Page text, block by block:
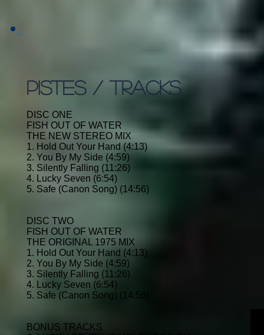
PISTES / TRACKS
DISC ONE
FISH OUT OF WATER
THE NEW STEREO MIX
1. Hold Out Your Hand (4:13)
2. You By My Side (4:59)
3. Silently Falling (11:26)
4. Lucky Seven (6:54)
5. Safe (Canon Song) (14:56)
DISC TWO
FISH OUT OF WATER
THE ORIGINAL 1975 MIX
1. Hold Out Your Hand (4:13)
2. You By My Side (4:59)
3. Silently Falling (11:26)
4. Lucky Seven (6:54)
5. Safe (Canon Song) (14:56)
BONUS TRACKS